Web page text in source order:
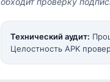
Технический аудит:
Целостность APK